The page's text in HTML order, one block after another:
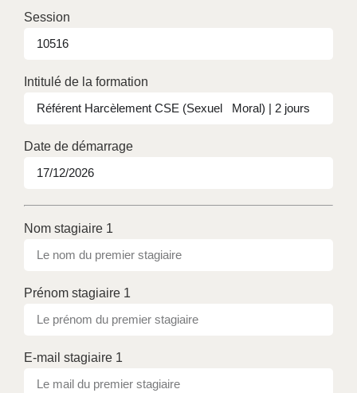
Session
Intitulé de la formation
Date de démarrage
Nom stagiaire 1
Prénom stagiaire 1
E-mail stagiaire 1